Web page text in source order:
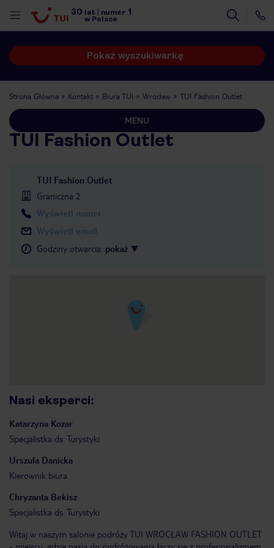
30 lat numer 1
w Polsce
Pokaż wyszukiwarkę
Strona Główna Kontakt Biura TUI Wrocław TUI Fashion Outlet
MENU
TUI Fashion Outlet
TUI Fashion Outlet
Graniczna 2
Wyświetl numer
Wyświetl email
Godziny otwarcia: pokaż
Nasi eksperci:
Katarzyna Kozar
Specjalistka ds. Turystyki
Urszula Danicka
Kierownik biura
Chryzanta Bekisz
Specjalistka ds. Turystyki
Witaj w naszym salonie podróży TUI WROCŁAW FASHION OUTLET